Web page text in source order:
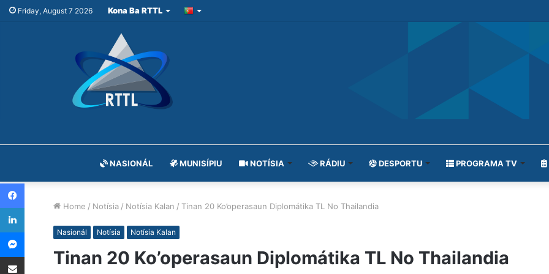
Friday, August 7 2026 Kona Ba RTTL
NASIONÁL MUNISÍPIU NOTÍSIA RÁDIU DESPORTU PROGRAMA TV
Home / Notísia / Notísia Kalan / Tinan 20 Ko’operasaun Diplomátika TL No Thailandia
Nasionál Notísia Notísia Kalan
Tinan 20 Ko’operasaun Diplomátika TL No Thailandia
Facebook
LinkedIn
Messenger